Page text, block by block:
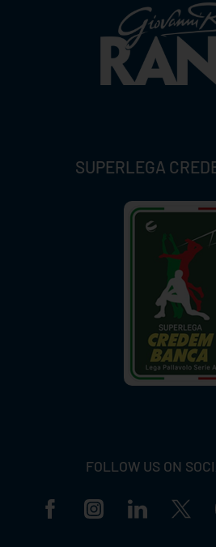
SUPERLEGA
FOLLOW US ON